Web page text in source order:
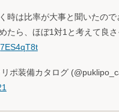
時は比率が大事と聞いたので
たら、ほぼ1対1と考えて良
ポ装備カタログ